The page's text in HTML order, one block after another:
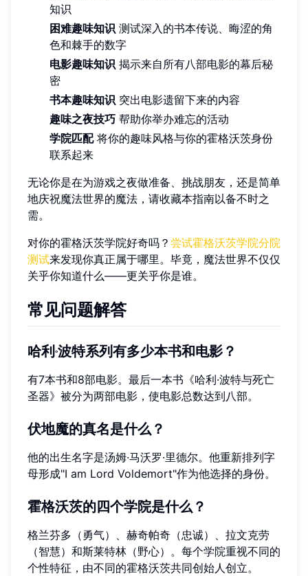
知识
困难趣味知识 测试深入的书本传说、晦涩的角
色和棘手的数字
电影趣味知识 揭示来自所有八部电影的幕后秘
密
书本趣味知识 突出电影遗留下来的内容
趣味之夜技巧 帮助你举办难忘的活动
学院匹配将你的趣味风格与你的霍格沃茨身份
联系起来
无论你是在为游戏之夜做准备、挑战朋友，还是简单
地庆祝魔法世界的魔法，请收藏本指南以备不时之
需。
对你的霍格沃茨学院好奇吗？ 尝试霍格沃茨学院分院
测试来发现你真正属于哪里。毕竟，魔法世界不仅仅
关乎你知道什么——更关乎你是谁。
常见问题解答
哈利·波特系列有多少本书和电影？
有7本书和8部电影。最后一本书《哈利·波特与死亡
圣器》被分为两部电影，使电影总数达到八部。
伏地魔的真名是什么？
他的出生名字是汤姆·马沃罗·里德尔。他重新排列字
母形成"I am Lord Voldemort"作为他选择的身份。
霍格沃茨的四个学院是什么？
格兰芬多（勇气）、赫奇帕奇（忠诚）、拉文克劳
（智慧）和斯莱特林（野心）。每个学院重视不同的
个性特征，由不同的霍格沃茨共同创始人创立。